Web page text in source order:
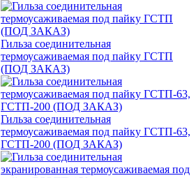
Гильза соединительная
термоусаживаемая под пайку ГСТП
(ПОД ЗАКАЗ)
Гильза соединительная
термоусаживаемая под пайку ГСТП-63,
ГСТП-200 (ПОД ЗАКАЗ)